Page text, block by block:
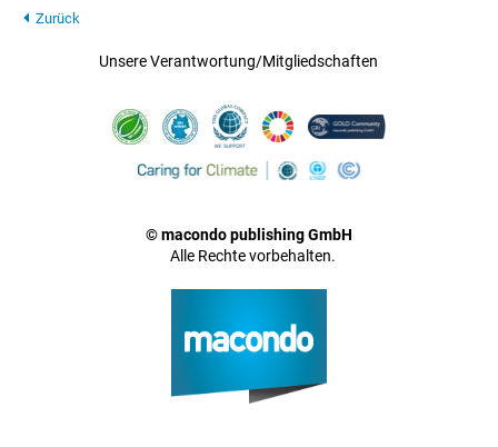
Zurück
Unsere Verantwortung/Mitgliedschaften
© macondo publishing GmbH
Alle Rechte vorbehalten.